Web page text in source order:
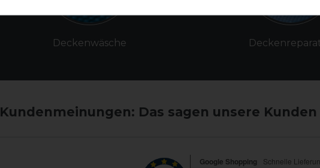
Deckenwäsche
Kundenmeinungen: Das sagen unsere